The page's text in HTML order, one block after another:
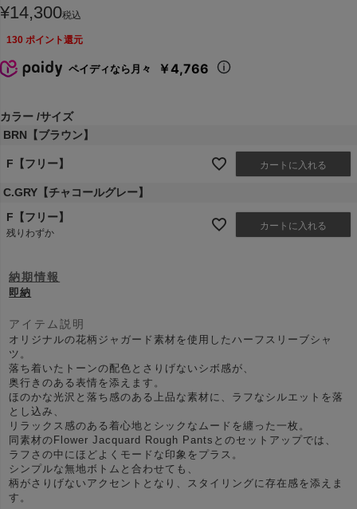
¥14,300税込
130 ポイント還元
ペイディなら月々 ￥4,766
カラー サイズ
BRN【ブラウン】
F【フリー】 カートに入れる
C.GRY【チャコールグレー】
F【フリー】
残りわずか
カートに入れる
納期情報
即納
アイテム説明
オリジナルの花柄ジャガード素材を使用したハーフスリーブシャ
ツ。
落ち着いたトーンの配色とさりげないシボ感が、
奥行きのある表情を添えます。
ほのかな光沢と落ち感のある上品な素材に、ラフなシルエットを落
とし込み、
リラックス感のある着心地とシックなムードを纏った一枚。
同素材のFlower Jacquard Rough Pantsとのセットアップでは、
ラフさの中にほどよくモードな印象をプラス。
シンプルな無地ボトムと合わせても、
柄がさりげないアクセントとなり、スタイリングに存在感を添えま
す。